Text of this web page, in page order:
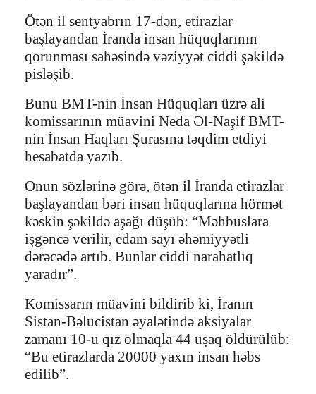
Ötən il sentyabrın 17-dən, etirazlar
başlayandan İranda insan hüquqlarının
qorunması sahəsində vəziyyət ciddi şəkildə
pisləşib.
Bunu BMT-nin İnsan Hüquqları üzrə ali
komissarının müavini Neda Əl-Naşif BMT-
nin İnsan Haqları Şurasına təqdim etdiyi
hesabatda yazıb.
Onun sözlərinə görə, ötən il İranda etirazlar
başlayandan bəri insan hüquqlarına hörmət
kəskin şəkildə aşağı düşüb: “Məhbuslara
işgəncə verilir, edam sayı əhəmiyyətli
dərəcədə artıb. Bunlar ciddi narahatlıq
yaradır”.
Komissarın müavini bildirib ki, İranın
Sistan-Bəlucistan əyalətində aksiyalar
zamanı 10-u qız olmaqla 44 uşaq öldürülüb:
“Bu etirazlarda 20000 yaxın insan həbs
edilib”.